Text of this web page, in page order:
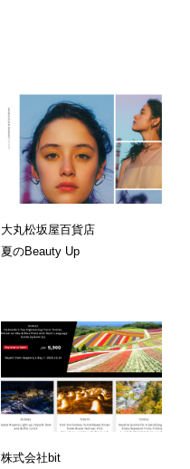
大丸松坂屋百貨店
夏のBeauty Up
株式会社bit